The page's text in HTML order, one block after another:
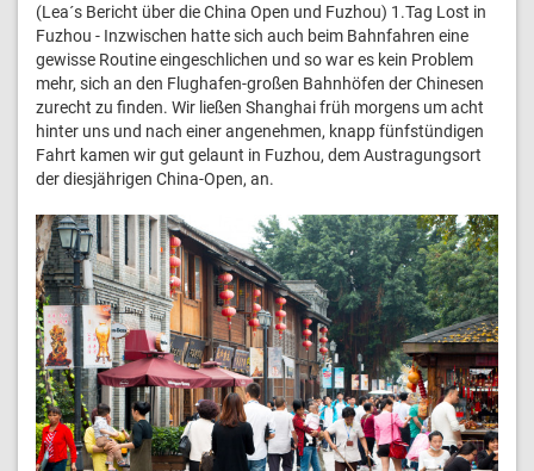
(Lea´s Bericht über die China Open und Fuzhou) 1.Tag Lost in
Fuzhou - Inzwischen hatte sich auch beim Bahnfahren eine
gewisse Routine eingeschlichen und so war es kein Problem
mehr, sich an den Flughafen-großen Bahnhöfen der Chinesen
zurecht zu finden.​ Wir ließen Shanghai früh morgens um acht
hinter uns und nach einer angenehmen, knapp fünfstündigen
Fahrt kamen wir gut gelaunt in Fuzhou, dem Austragungsort
der diesjährigen China-Open, an.